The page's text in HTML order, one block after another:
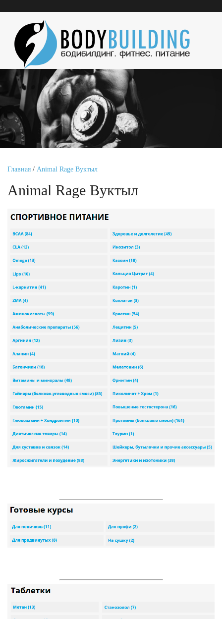
Главная / Animal Rage Вуктыл
Animal Rage Вуктыл